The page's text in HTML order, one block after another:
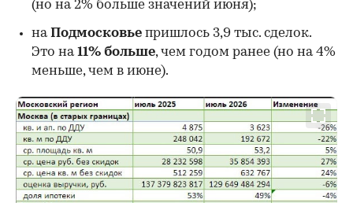
00:00 / 00:00
(но на 2% больше значений июня);
наПодмосковье пришлось 3,9 тыс. сделок.
Это на11% больше, чем годом ранее (но на 4%
меньше, чем в июне).